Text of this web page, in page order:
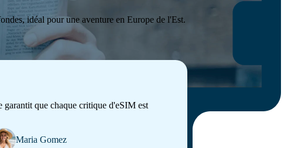
Estonie
idéal pour une aventure en Europe de l'Est.
garantit que chaque critique d'eSIM est
Maria Gomez